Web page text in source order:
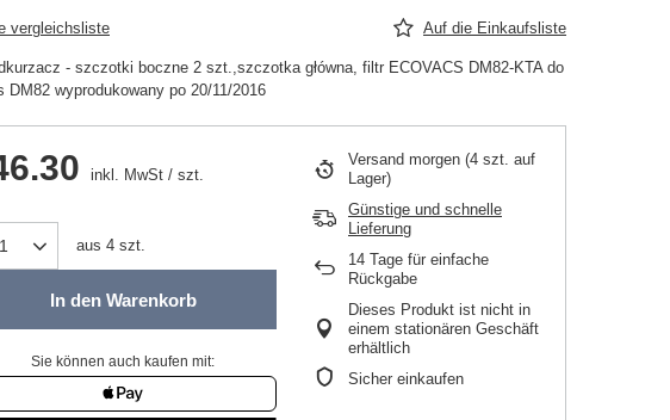
vergleichsliste Auf die Einkaufsliste
- szczotki boczne 2 szt.,szczotka główna, filtr ECOVACS DM82-KTA do
DM82 wyprodukowany po 20/11/2016
inkl. MwSt / szt.
aus 4 szt.
In den Warenkorb
Sie können auch kaufen mit:
Versand morgen (4 szt. auf
Lager)
Günstige und schnelle
Lieferung
14 Tage für einfache
Rückgabe
Dieses Produkt ist nicht in
einem stationären Geschäft
erhältlich
Sicher einkaufen